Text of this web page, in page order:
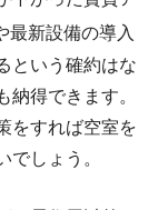
最新設備の導入
という確約はな
納得できます。
をすれば空室を
でしょう。